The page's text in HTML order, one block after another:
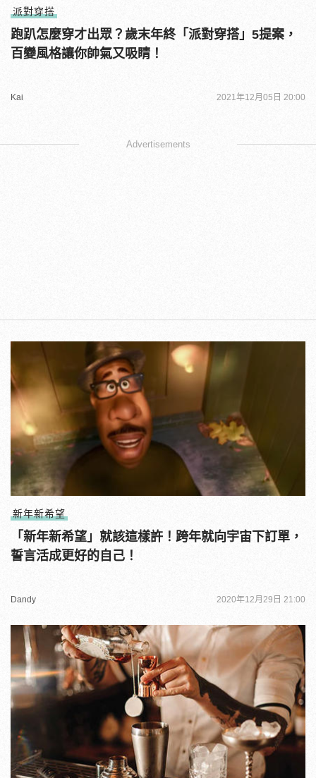
派對穿搭
跑趴怎麼穿才出眾？歲末年終「派對穿搭」5提案，
百變風格讓你帥氣又吸睛！
Kai 2021年12月05日 20:00
Advertisements
新年新希望
「新年新希望」就該這樣許！跨年就向宇宙下訂單，
誓言活成更好的自己！
Dandy 2020年12月29日 21:00